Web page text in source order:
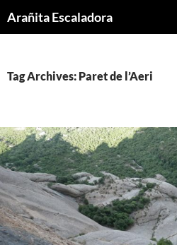
toArañita Escaladora
Tag Archives: Paret de l’Aeri